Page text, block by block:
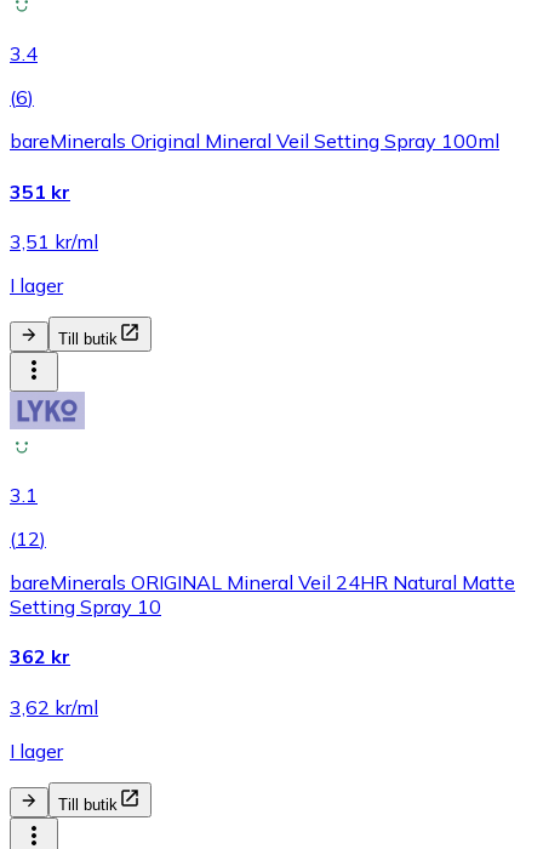
3.4
(6)
bareMinerals Original Mineral Veil Setting Spray 100ml
351 kr
3,51 kr/ml
I lager
Till butik
3.1
(12)
bareMinerals ORIGINAL Mineral Veil 24HR Natural Matte
Setting Spray 10
362 kr
3,62 kr/ml
I lager
Till butik